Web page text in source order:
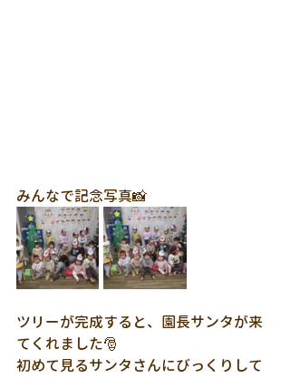
みんなで記念写真📸
ツリーが完成すると、園長サンタが来
てくれました🎅
初めて見るサンタさんにびっくりして